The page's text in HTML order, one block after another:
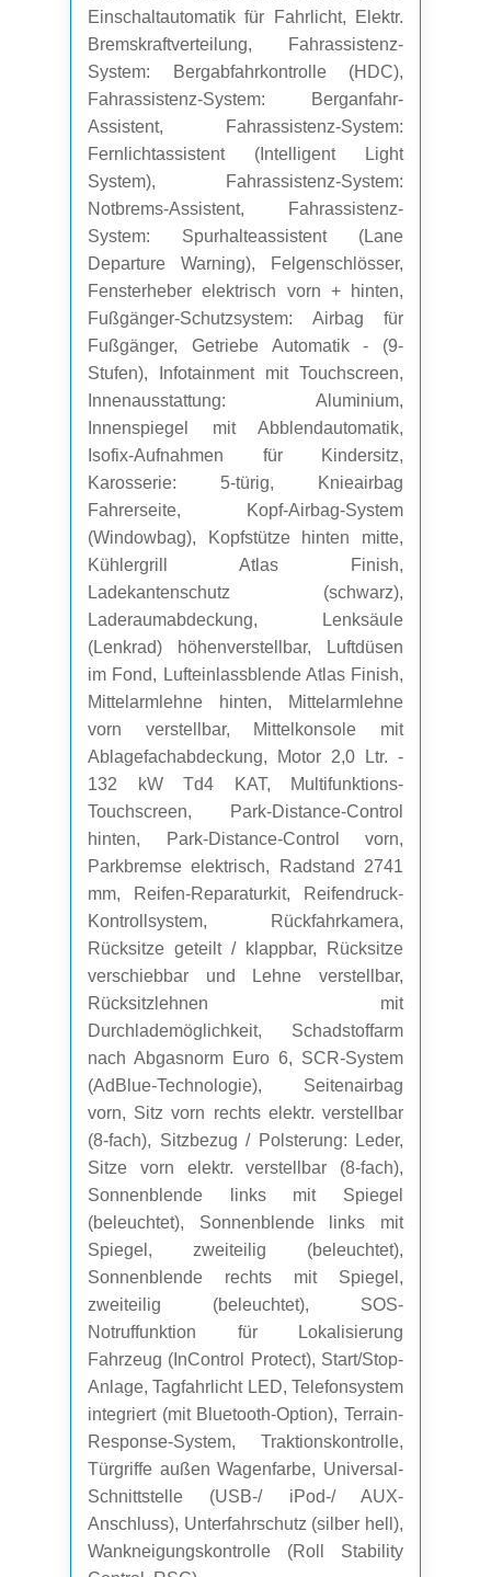
Einschaltautomatik für Fahrlicht, Elektr.
Bremskraftverteilung, Fahrassistenz-
System: Bergabfahrkontrolle (HDC),
Fahrassistenz-System: Berganfahr-
Assistent, Fahrassistenz-System:
Fernlichtassistent (Intelligent Light
System), Fahrassistenz-System:
Notbrems-Assistent, Fahrassistenz-
System: Spurhalteassistent (Lane
Departure Warning), Felgenschlösser,
Fensterheber elektrisch vorn + hinten,
Fußgänger-Schutzsystem: Airbag für
Fußgänger, Getriebe Automatik - (9-
Stufen), Infotainment mit Touchscreen,
Innenausstattung: Aluminium,
Innenspiegel mit Abblendautomatik,
Isofix-Aufnahmen für Kindersitz,
Karosserie: 5-türig, Knieairbag
Fahrerseite, Kopf-Airbag-System
(Windowbag), Kopfstütze hinten mitte,
Kühlergrill Atlas Finish,
Ladekantenschutz (schwarz),
Laderaumabdeckung, Lenksäule
(Lenkrad) höhenverstellbar, Luftdüsen
im Fond, Lufteinlassblende Atlas Finish,
Mittelarmlehne hinten, Mittelarmlehne
vorn verstellbar, Mittelkonsole mit
Ablagefachabdeckung, Motor 2,0 Ltr. -
132 kW Td4 KAT, Multifunktions-
Touchscreen, Park-Distance-Control
hinten, Park-Distance-Control vorn,
Parkbremse elektrisch, Radstand 2741
mm, Reifen-Reparaturkit, Reifendruck-
Kontrollsystem, Rückfahrkamera,
Rücksitze geteilt / klappbar, Rücksitze
verschiebbar und Lehne verstellbar,
Rücksitzlehnen mit
Durchlademöglichkeit, Schadstoffarm
nach Abgasnorm Euro 6, SCR-System
(AdBlue-Technologie), Seitenairbag
vorn, Sitz vorn rechts elektr. verstellbar
(8-fach), Sitzbezug / Polsterung: Leder,
Sitze vorn elektr. verstellbar (8-fach),
Sonnenblende links mit Spiegel
(beleuchtet), Sonnenblende links mit
Spiegel, zweiteilig (beleuchtet),
Sonnenblende rechts mit Spiegel,
zweiteilig (beleuchtet), SOS-
Notruffunktion für Lokalisierung
Fahrzeug (InControl Protect), Start/Stop-
Anlage, Tagfahrlicht LED, Telefonsystem
integriert (mit Bluetooth-Option), Terrain-
Response-System, Traktionskontrolle,
Türgriffe außen Wagenfarbe, Universal-
Schnittstelle (USB-/ iPod-/ AUX-
Anschluss), Unterfahrschutz (silber hell),
Wankneigungskontrolle (Roll Stability